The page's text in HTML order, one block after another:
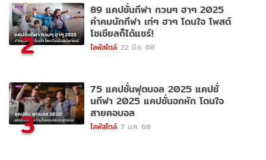
2
89 แคปชั่นกีฬา กวนๆ ฮาๆ 2025
คำคมนักกีฬา เท่ๆ ฮาๆ โดนใจ โพสต์
โซเชียลก็ได้แชร์!
ไลฟ์สไตล์ 22 มี.ค. 68
3
75 แคปชั่นฟุตบอล 2025 แคปชั่
นกีฬา 2025 แคปชั่นอกหัก โดนใจ
สายคอบอล
ไลฟ์สไตล์ 7 ม.ค. 68